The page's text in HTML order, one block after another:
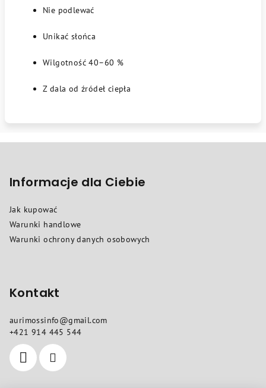
Nie podlewać
Unikać słońca
Wilgotność 40–60 %
Z dala od źródeł ciepła
a
Informacje dla Ciebie
Jak kupować
Warunki handlowe
Warunki ochrony danych osobowych
Kontakt
aurimossinfo@gmail.com
+421 914 445 544